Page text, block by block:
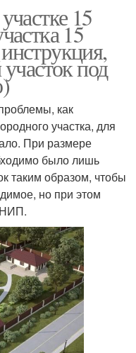
15
15
под
как
участка, для
При размере
было лишь
таким образом, чтобы
но при этом